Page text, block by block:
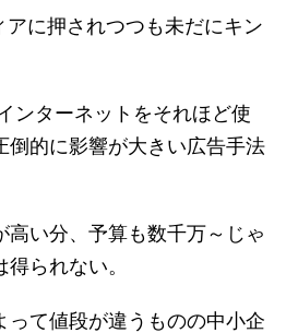
に押されつつも未だにキン
ンターネットをそれほど使
倒的に影響が大きい広告手法
高い分、予算も数千万～じゃ
られない。
って値段が違うものの中小企